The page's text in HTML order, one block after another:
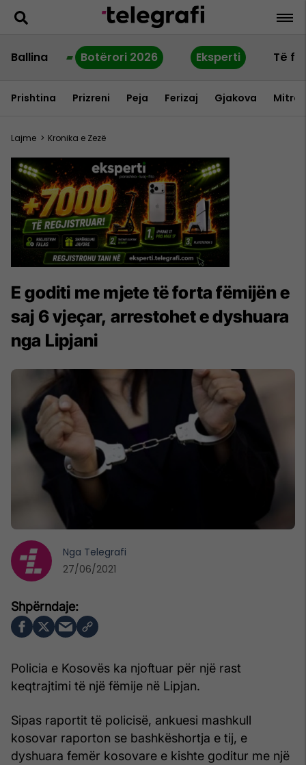
Ballina Botërori 2026 Eksperti Të
Prishtina Prizreni Peja Ferizaj Gjakova
Lajme > Kronika e Zezë
E goditi me mjete të forta fëmijën e
saj 6 vjeçar, arrestohet e dyshuara
nga Lipjani
Policia e Kosovës ka njoftuar për një rast
keqtrajtimi të një fëmije në Lipjan.
Sipas raportit të policisë, ankuesi mashkull
kosovar raporton se bashkëshortja e tij, e
dyshuara femër kosovare e kishte goditur me një
Nga Telegrafi
27/06/2021